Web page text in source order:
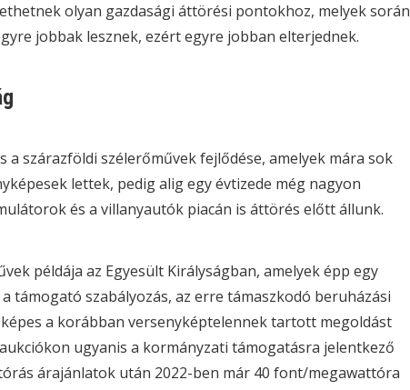
olyan gazdasági áttörési pontokhoz, melyek során
jobbak lesznek, ezért egyre jobban elterjednek.
a szárazföldi szélerőművek fejlődése, amelyek mára sok
lettek, pedig alig egy évtizede még nagyon
és a villanyautók piacán is áttörés előtt állunk.
példája az Egyesült Királyságban, amelyek épp egy
támogató szabályozás, az erre támaszkodó beruházási
a korábban versenyképtelennek tartott megoldást
aukciókon ugyanis a kormányzati támogatásra jelentkező
árajánlatok után 2022-ben már 40 font/megawattóra